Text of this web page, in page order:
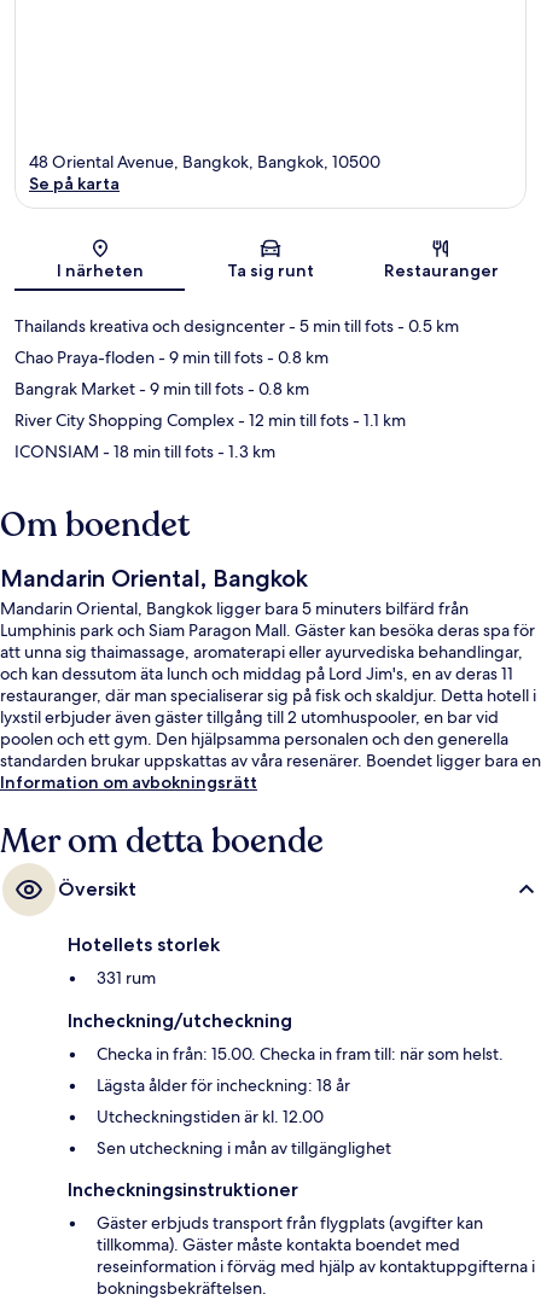
Karta
48 Oriental Avenue, Bangkok, Bangkok, 10500
Se på karta
I närheten Ta sig runt Restauranger
Thailands kreativa och designcenter- 5 min till fots- 0.5 km
Chao Praya-floden- 9 min till fots- 0.8 km
Bangrak Market- 9 min till fots- 0.8 km
River City Shopping Complex- 12 min till fots- 1.1 km
ICONSIAM - 18 min till fots- 1.3 km
Om boendet
Mandarin Oriental, Bangkok
Mandarin Oriental, Bangkok ligger bara 5 minuters bilfärd från
Lumphinis park och Siam Paragon Mall. Gäster kan besöka deras spa för
att unna sig thaimassage, aromaterapi eller ayurvediska behandlingar,
och kan dessutom äta lunch och middag på Lord Jim's, en av deras 11
restauranger, där man specialiserar sig på fisk och skaldjur. Detta hotell i
lyxstil erbjuder även gäster tillgång till 2 utomhuspooler, en bar vid
poolen och ett gym. Den hjälpsamma personalen och den generella
standarden brukar uppskattas av våra resenärer. Boendet ligger bara en
kort promenad från kollektivtrafik. Till Saphan Taksin BTS Station tar det
Information om avbokningsrätt
Mer om detta boende
Översikt
Hotellets storlek
331 rum
Incheckning/utcheckning
Checka in från: 15.00. Checka in fram till: när som helst.
Lägsta ålder för incheckning: 18 år
Utcheckningstiden är kl. 12.00
Sen utcheckning i mån av tillgänglighet
Incheckningsinstruktioner
Gäster erbjuds transport från flygplats (avgifter kan
tillkomma). Gäster måste kontakta boendet med
reseinformation i förväg med hjälp av kontaktuppgifterna i
bokningsbekräftelsen.